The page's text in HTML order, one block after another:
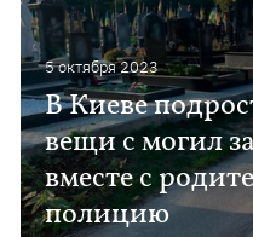
5 октября 2023
В Киеве
вещи с могил
вместе с
полицию